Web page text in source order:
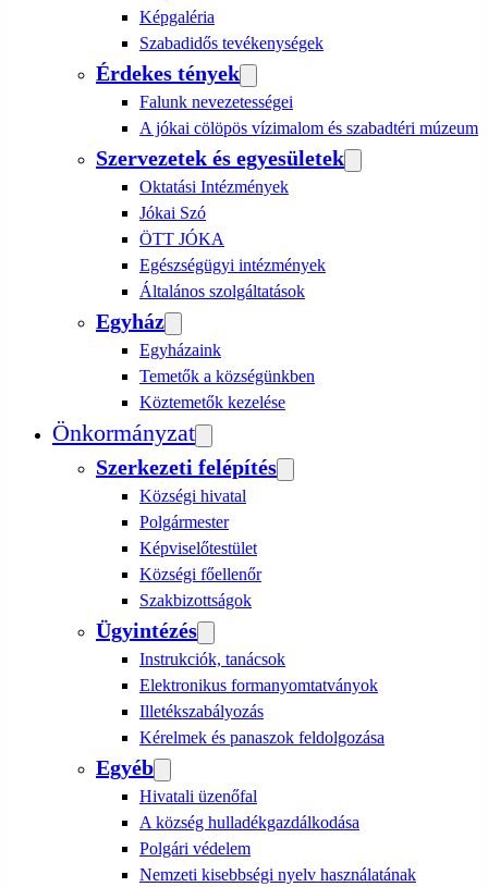
Képgaléria
Szabadidős tevékenységek
Érdekes tények
Falunk nevezetességei
A jókai cölöpös vízimalom és szabadtéri múzeum
Szervezetek és egyesületek
Oktatási Intézmények
Jókai Szó
ÖTT JÓKA
Egészségügyi intézmények
Általános szolgáltatások
Egyház
Egyházaink
Temetők a községünkben
Köztemetők kezelése
Önkormányzat
Szerkezeti felépítés
Községi hivatal
Polgármester
Képviselőtestület
Községi főellenőr
Szakbizottságok
Ügyintézés
Instrukciók, tanácsok
Elektronikus formanyomtatványok
Illetékszabályozás
Kérelmek és panaszok feldolgozása
Egyéb
Hivatali üzenőfal
A község hulladékgazdálkodása
Polgári védelem
Nemzeti kisebbségi nyelv használatának